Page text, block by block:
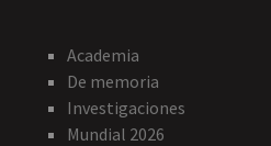
Academia
De memoria
Investigaciones
Mundial 2026